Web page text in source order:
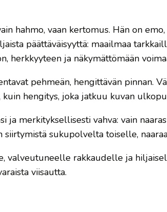
hahmo, vaan kertomus. Hän on
päättäväisyyttä: maailmaa
herkkyyteen ja näkymättömään
pehmeän, hengittävän pinnan.
hengitys, joka jatkuu kuvan
ja merkityksellisesti vahva: vain
sukupolvelta toiselle,
valveutuneelle rakkaudelle ja
viisautta.